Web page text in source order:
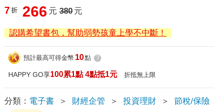
7 折 266 元 380 元
認購希望書包，幫助弱勢孩童上學不中斷！
預計最高可得金幣 10點 ?
HAPPY GO享100累1點 4點抵1元 折抵無上限
分類： 電子書 ＞ 財經企管 ＞ 投資理財 ＞ 節稅/保險